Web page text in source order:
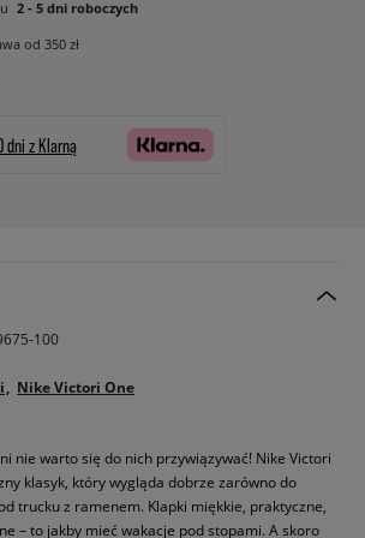
2 - 5 dni roboczych
od 350 zł
dni z Klarną
100
Nike Victori One
nie warto się do nich przywiązywać! Nike Victori
klasyk, który wygląda dobrze zarówno do
trucku z ramenem. Klapki miękkie, praktyczne,
– to jakby mieć wakacje pod stopami. A skoro